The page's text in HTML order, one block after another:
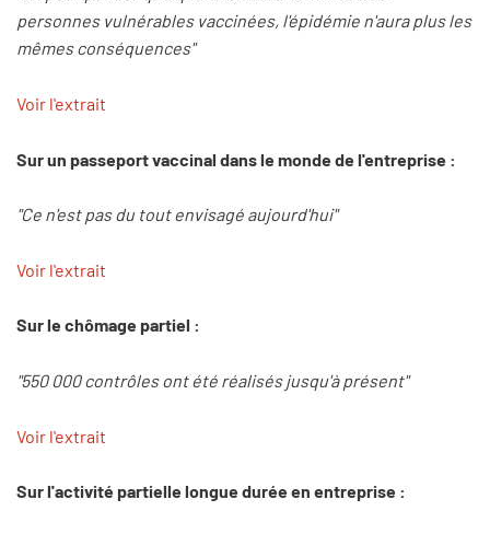
personnes vulnérables vaccinées, l'épidémie n'aura plus les
mêmes conséquences"
Voir l'extrait
Sur un passeport vaccinal dans le monde de l'entreprise :
"Ce n'est pas du tout envisagé aujourd'hui"
Voir l'extrait
Sur le chômage partiel :
"550 000 contrôles ont été réalisés jusqu'à présent"
Voir l'extrait
Sur l'activité partielle longue durée en entreprise :